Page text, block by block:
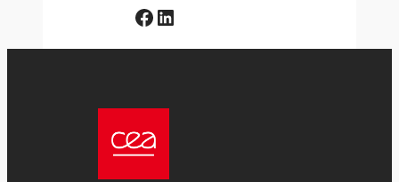
Facebook LinkedIn